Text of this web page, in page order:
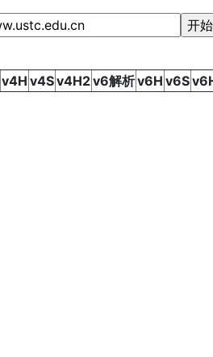
v4H v4Sv4H2v6解析v6H v6S